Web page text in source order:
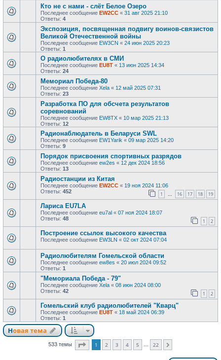
Кто не с нами - слёт Белое Озеро
Последнее сообщение EW2CC « 31 авг 2025 21:10
Ответы: 4
Экспозиция, посвященная подвигу воинов-связистов
Великой Отечественной войны
Последнее сообщение EW3CN « 24 июн 2025 20:23
Ответы: 1
О радиолюбителях в СМИ
Последнее сообщение EU8T « 13 июн 2025 14:34
Ответы: 24
Мемориал Победа-80
Последнее сообщение Xela « 12 май 2025 07:31
Ответы: 23
Разработка ПО для обсчета результатов
соревнований
Последнее сообщение EW8TX « 10 мар 2025 21:13
Ответы: 12
Радионаблюдатель в Беларуси SWL
Последнее сообщение EW1Yarik « 09 мар 2025 14:20
Ответы: 9
Порядок присвоения спортивных разрядов
Последнее сообщение ew2es « 12 дек 2024 18:56
Ответы: 13
Радиостанции из Китая
Последнее сообщение EW2CC « 19 ноя 2024 11:06
Ответы: 452 1 … 16 17 18 19
Лариса EU7LA
Последнее сообщение eu7al « 07 ноя 2024 18:07
Ответы: 48 1 2
Построение ссылок высокого качества
Последнее сообщение EW3LN « 02 окт 2024 07:04
Радиолюбителям Гомельской области
Последнее сообщение ew8es « 20 июл 2024 09:52
Ответы: 1
"Мемориала Победа - 79"
Последнее сообщение Xela « 08 июн 2024 08:00
Ответы: 42 1 2
Гомельский клуб радиолюбителей "Кварц"
Последнее сообщение EU8T « 18 май 2024 06:39
Ответы: 1
Новая тема
533 темы Страница из
1 2 3 4 5 22